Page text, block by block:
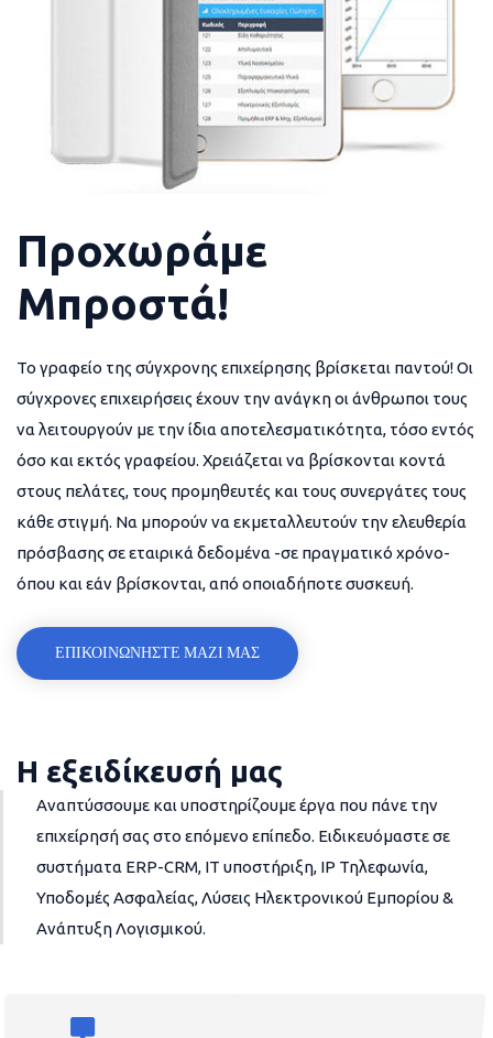
Προχωράμε
Μπροστά!
Το γραφείο της σύγχρονης επιχείρησης βρίσκεται παντού! Οι
σύγχρονες επιχειρήσεις έχουν την ανάγκη οι άνθρωποι τους
να λειτουργούν με την ίδια αποτελεσματικότητα, τόσο εντός
όσο και εκτός γραφείου. Χρειάζεται να βρίσκονται κοντά
στους πελάτες, τους προμηθευτές και τους συνεργάτες τους
κάθε στιγμή. Να μπορούν να εκμεταλλευτούν την ελευθερία
πρόσβασης σε εταιρικά δεδομένα -σε πραγματικό χρόνο-
όπου και εάν βρίσκονται, από οποιαδήποτε συσκευή.
ΕΠΙΚΟΙΝΩΝΗΣΤΕ ΜΑΖΙ ΜΑΣ
Η εξειδίκευσή μας
Αναπτύσσουμε και υποστηρίζουμε έργα που πάνε την
επιχείρησή σας στο επόμενο επίπεδο. Ειδικευόμαστε σε
συστήματα ERP-CRM, IT υποστήριξη, IP Τηλεφωνία,
Υποδομές Ασφαλείας, Λύσεις Ηλεκτρονικού Εμπορίου &
Ανάπτυξη Λογισμικού.